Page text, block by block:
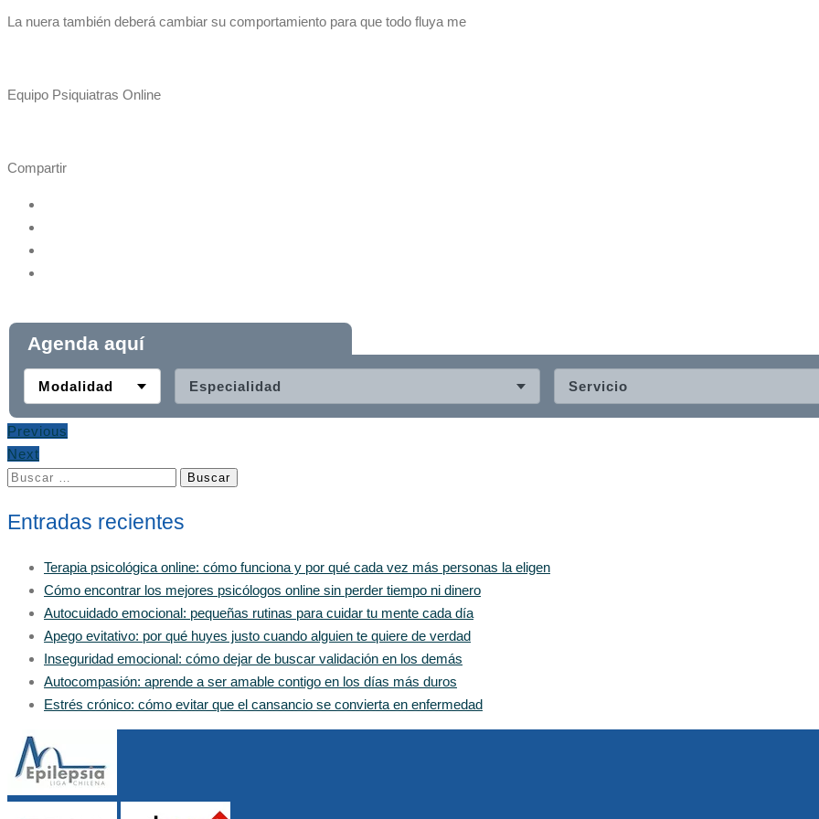
La nuera también deberá cambiar su comportamiento para que todo fluya me
Equipo Psiquiatras Online
Compartir
Agenda aquí
Modalidad Especialidad Servicio
Previous
Next
Buscar:
Entradas recientes
Terapia psicológica online: cómo funciona y por qué cada vez más personas la eligen
Cómo encontrar los mejores psicólogos online sin perder tiempo ni dinero
Autocuidado emocional: pequeñas rutinas para cuidar tu mente cada día
Apego evitativo: por qué huyes justo cuando alguien te quiere de verdad
Inseguridad emocional: cómo dejar de buscar validación en los demás
Autocompasión: aprende a ser amable contigo en los días más duros
Estrés crónico: cómo evitar que el cansancio se convierta en enfermedad